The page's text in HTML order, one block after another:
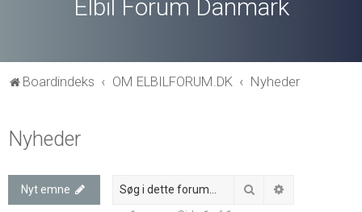
Elbil Forum Danmark
Boardindeks OM ELBILFORUM.DK Nyheder
Nyheder
Nyt emne Søg